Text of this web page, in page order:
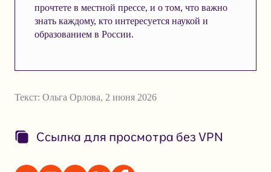
прочтете в местной прессе, и о том, что важно
знать каждому, кто интересуется наукой и
образованием в России.
Текст: Ольга Орлова, 2 июня 2026
Ссылка для просмотра без VPN